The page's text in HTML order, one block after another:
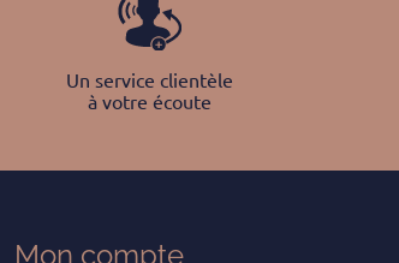
Un service clientèle
à votre écoute
Mon compte